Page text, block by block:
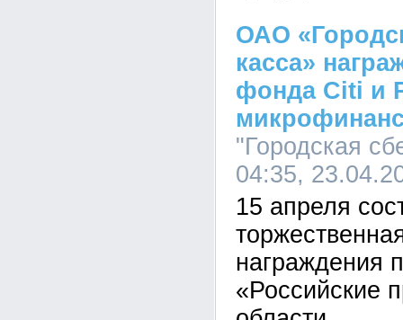
ОАО
касса»
фонда Citi и
"Городская
04:35,
15 апреля
награждения
«Российские